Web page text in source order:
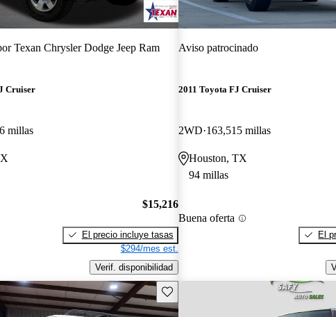
Texan Chrysler Dodge Jeep Ram
Cruiser
millas
$15,216
El precio incluye tasas
$294/mes est.
Verif. disponibilidad
Aviso patrocinado
2011 Toyota FJ Cruiser
2WD 163,515 millas
Houston, TX
94 millas
Buena oferta
El
Guarda este Aviso